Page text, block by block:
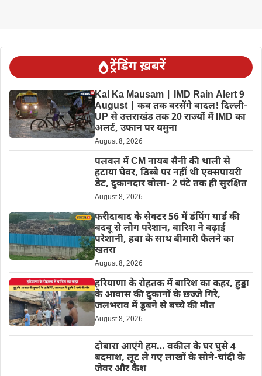
ट्रेंडिंग ख़बरें
Kal Ka Mausam | IMD Rain Alert 9
August | कब तक बरसेंगे बादल! दिल्ली-
UP से उत्तराखंड तक 20 राज्यों में IMD का
अलर्ट, उफान पर यमुना
August 8, 2026
पलवल में CM नायब सैनी की थाली से
हटाया घेवर, डिब्बे पर नहीं थी एक्सपायरी
डेट, दुकानदार बोला- 2 घंटे तक ही सुरक्षित
August 8, 2026
फरीदाबाद के सेक्टर 56 में डंपिंग यार्ड की
बदबू से लोग परेशान, बारिश ने बढ़ाई
परेशानी, हवा के साथ बीमारी फैलने का
खतरा
August 8, 2026
हरियाणा के रोहतक में बारिश का कहर, हुड्डा
के आवास की दुकानों के छज्जे गिरे,
जलभराव में डूबने से बच्चे की मौत
August 8, 2026
दोबारा आएंगे हम… वकील के घर घुसे 4
बदमाश, लूट ले गए लाखों के सोने-चांदी के
जेवर और कैश